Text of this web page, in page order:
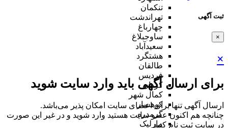
ثبت آگهی
×
×
برای ارسال آگهی باید وارد سایت شوید
ارسال آگهی تنها برای اعضای سایت امکان پذیر می‌باشد.
چنانچه هم‌ اکنون عضو سایت هستید وارد شوید و در غیر این صورت
در سایت ثبت نام کنید
تنکمان
تهراندشت
چهارباغ
ساوجبلاغ
سعیدآباد
هشتگرد
طالقان
فردیس
کردان
کمال شهر
کوهسار
گرمدره
مارلیک